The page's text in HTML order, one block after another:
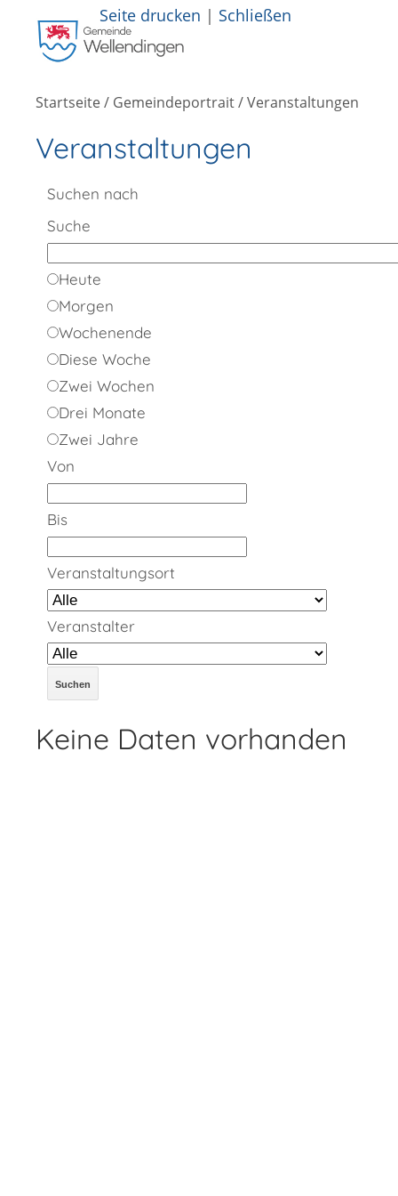
Seite drucken | Schließen
Startseite/ Gemeindeportrait/Veranstaltungen
Veranstaltungen
Suchen nach
Suche
Heute
Morgen
Wochenende
Diese Woche
Zwei Wochen
Drei Monate
Zwei Jahre
Von
Bis
Veranstaltungsort
Veranstalter
Keine Daten vorhanden